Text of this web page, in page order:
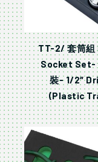
TT-2/ 套筒組
Socket Set-
裝- 1/2″
(Plastic